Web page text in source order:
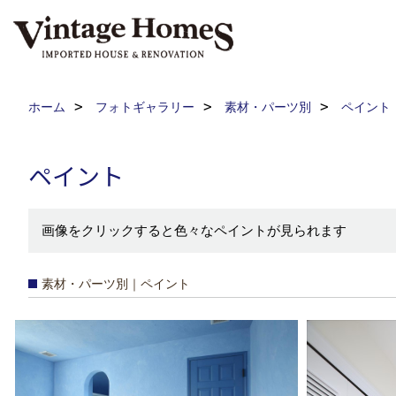
ホーム フォトギャラリー 素材・パーツ別 ペイント
ペイント
画像をクリックすると色々なペイントが見られます
素材・パーツ別｜ペイント